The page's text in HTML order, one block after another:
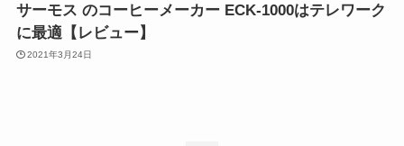
サーモス のコーヒーメーカー ECK-1000はテレワーク
に最適【レビュー】
2021年3月24日